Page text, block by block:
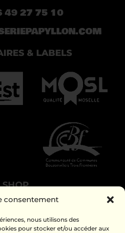
consentement
nous utilisons des
pour stocker et/ou accéder aux
49 27 75 10
& LABELS
SHOP
STORY